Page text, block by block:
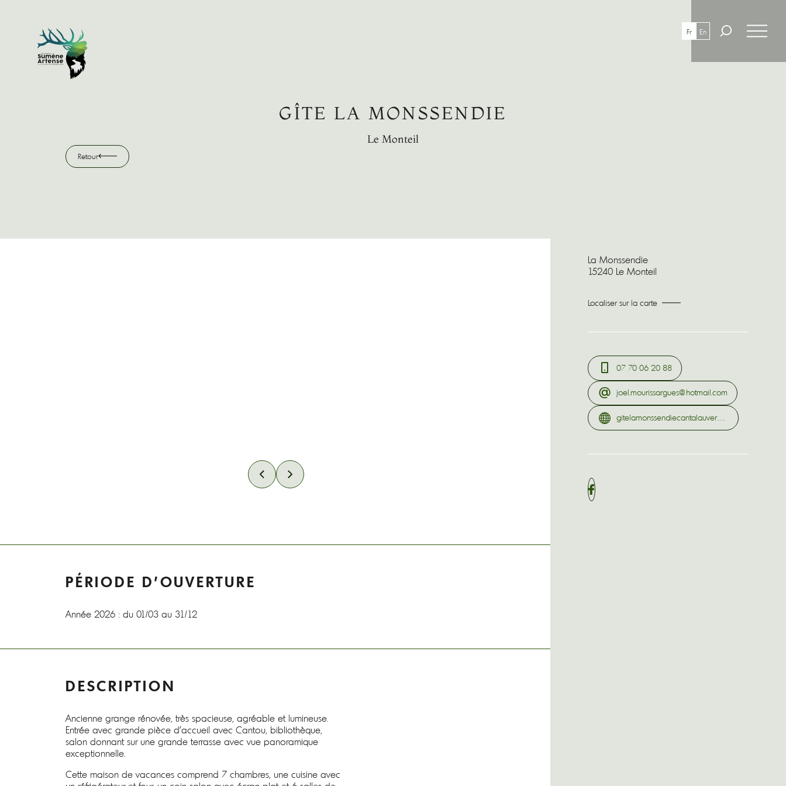
Fr En
Retour
GÎTE LA MONSSENDIE
Le Monteil
Retour
PÉRIODE D'OUVERTURE
Année 2026 : du 01/03 au 31/12
DESCRIPTION
Ancienne grange rénovée, très spacieuse, agréable et lumineuse.
Entrée avec grande pièce d'accueil avec Cantou, bibliothèque,
salon donnant sur une grande terrasse avec vue panoramique
exceptionnelle.
Cette maison de vacances comprend 7 chambres, une cuisine avec
La Monssendie
15240 Le Monteil
Localiser sur la carte
07 70 06 20 88
joel.mourissargues@hotmail.com
gitelamonssendiecantalauvergne.com